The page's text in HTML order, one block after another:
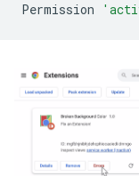
Permission